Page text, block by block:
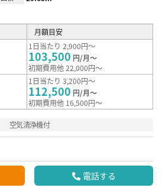
月額目安
1日当たり 2,900円～
103,500 円/月～
初期費用他 22,000円～
1日当たり 3,200円～
112,500 円/月～
初期費用他 16,500円～
空気清浄機付
電話する